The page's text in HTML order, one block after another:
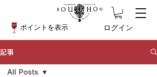
ポイントを表示 ログイン
記事
All Posts